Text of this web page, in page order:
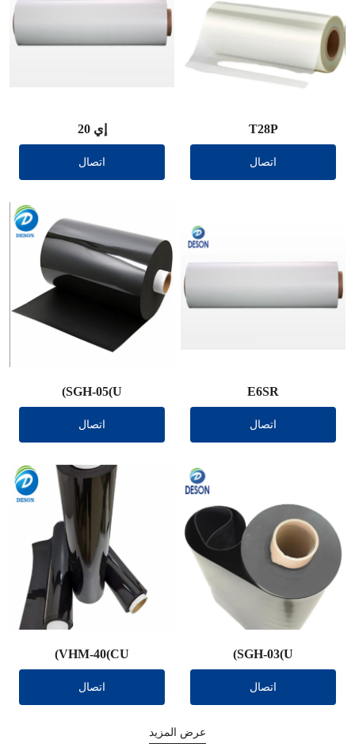
T28P
اتصال
إي 20
اتصال
E6SR
اتصال
SGH-05(U)
اتصال
SGH-03(U)
اتصال
VHM-40(CU)
اتصال
عرض المزيد